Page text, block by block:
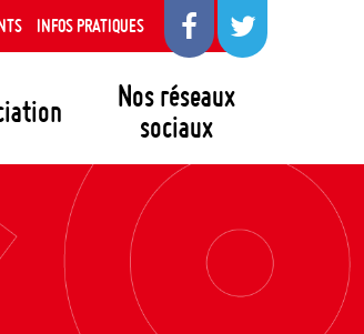
Nos réseaux
sociaux
INFOS PRATIQUES